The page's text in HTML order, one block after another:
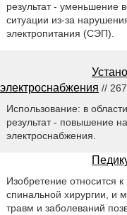
результат - уменьшение
ситуации из-за
электропитания (СЭП).
электроснабжения //
Использование: в
результат - повышение
электроснабжения.
Изобретение относится
спинальной хирургии, и
травм и заболеваний